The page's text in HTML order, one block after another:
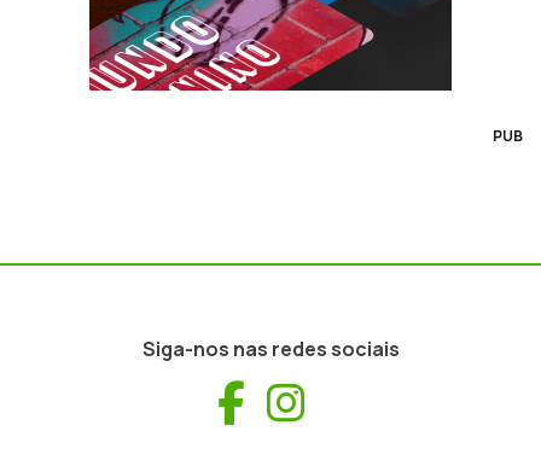
PUB
Siga-nos nas redes sociais
Facebook